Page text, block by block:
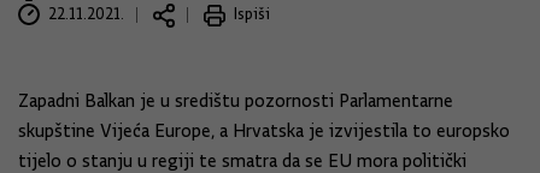
22.11.2021. Ispiši
Zapadni Balkan je u središtu pozornosti Parlamentarne
skupštine Vijeća Europe, a Hrvatska je izvijestila to europsko
tijelo o stanju u regiji te smatra da se EU mora politički